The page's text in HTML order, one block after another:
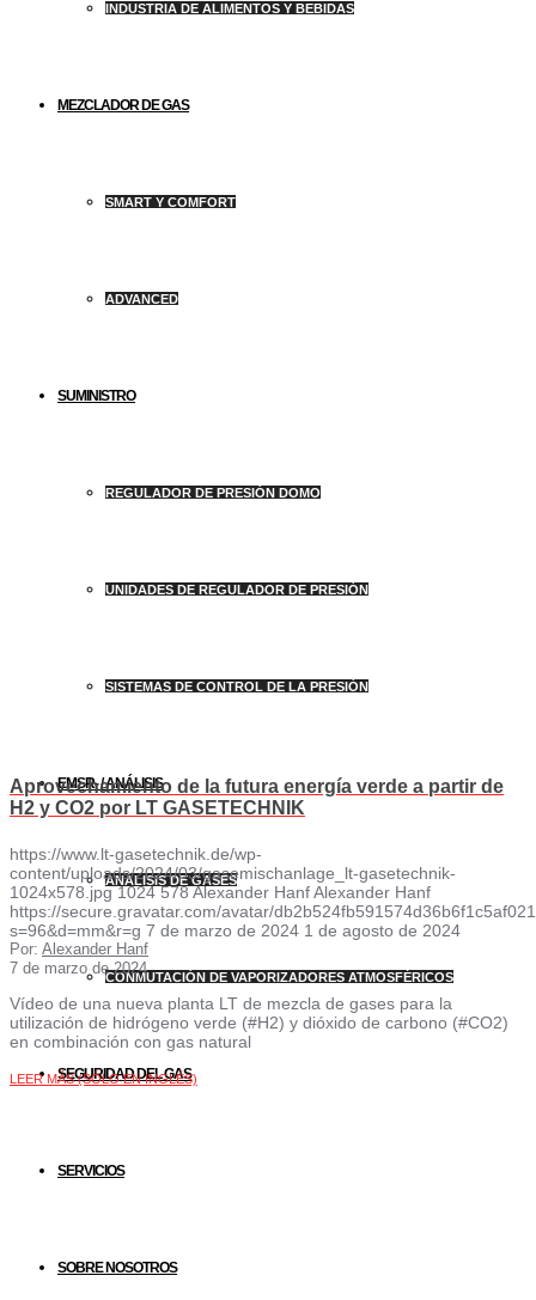
INDUSTRIA DE ALIMENTOS Y BEBIDAS
MEZCLADOR DE GAS
SMART Y COMFORT
ADVANCED
SUMINISTRO
REGULADOR DE PRESIÓN DOMO
UNIDADES DE REGULADOR DE PRESIÓN
SISTEMAS DE CONTROL DE LA PRESIÓN
EMSR- / ANÁLISIS
ANÁLISIS DE GASES
CONMUTACIÓN DE VAPORIZADORES ATMOSFÉRICOS
SEGURIDAD DEL GAS
SERVICIOS
SOBRE NOSOTROS
Aprovechamiento de la futura energía verde a partir de
H2 y CO2 por LT GASETECHNIK
https://www.lt-gasetechnik.de/wp-
content/uploads/2024/03/gasemischanlage_lt-gasetechnik-
1024x578.jpg 1024 578Alexander HanfAlexander Hanf
https://secure.gravatar.com/avatar/
s=96&d=mm&r=g 7 de marzo de 2024 1 de agosto de 2024
Por: Alexander Hanf
7 de marzo de 2024
Vídeo de una nueva planta LT de mezcla de gases para la
utilización de hidrógeno verde (#H2) y dióxido de carbono (#CO2)
en combinación con gas natural
LEER MÁS (SÓLO EN INGLÉS)